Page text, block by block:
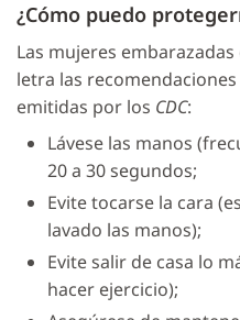
¿Cómo puedo
Las mujeres
letra las
emitidas por los CDC:
Lávese las manos
20 a 30 segundos;
Evite tocarse la cara
lavado las manos);
Evite salir de casa lo
hacer ejercicio);